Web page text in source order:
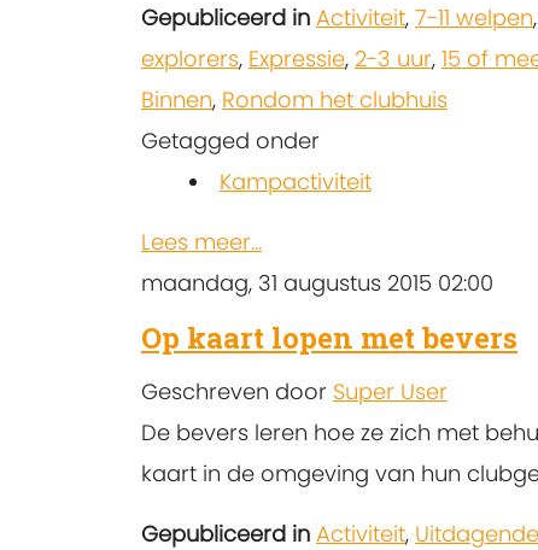
Gepubliceerd in Activiteit, 7-11 welpen,
explorers, Expressie, 2-3 uur, 15 of
Binnen, Rondom het clubhuis
Getagged onder
Kampactiviteit
Lees meer...
maandag, 31 augustus 2015 02:00
Op kaart lopen met bevers
Geschreven door Super User
De bevers leren hoe ze zich met
kaart in de omgeving van hun
Gepubliceerd in Activiteit,